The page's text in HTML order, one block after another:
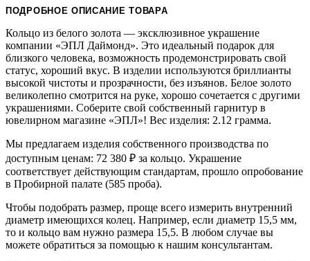
ПОДРОБНОЕ ОПИСАНИЕ ТОВАРА
Кольцо из белого золота — эксклюзивное украшение
компании «ЭПЛ Даймонд». Это идеальный подарок для
близкого человека, возможность продемонстрировать свой
статус, хороший вкус. В изделии используются бриллианты
высокой чистоты и прозрачности, без изъянов. Белое золото
великолепно смотрится на руке, хорошо сочетается с другими
украшениями. Соберите свой собственный гарнитур в
ювелирном магазине «ЭПЛ»! Вес изделия: 2.12 грамма.
Мы предлагаем изделия собственного производства по
доступным ценам: 72 380 ₽ за кольцо. Украшение
соответствует действующим стандартам, прошло опробование
в Пробирной палате (585 проба).
Чтобы подобрать размер, проще всего измерить внутренний
диаметр имеющихся колец. Например, если диаметр 15,5 мм,
то и кольцо вам нужно размера 15,5. В любом случае вы
можете обратиться за помощью к нашим консультантам.